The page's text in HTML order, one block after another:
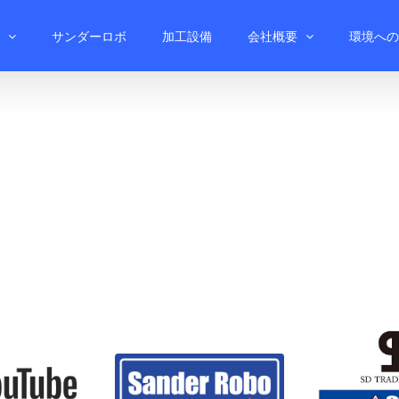
サンダーロボ 加工設備 会社概要 環境へ